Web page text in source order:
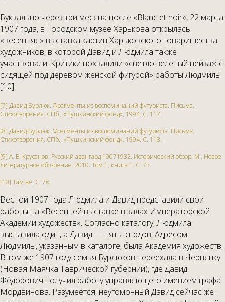
Буквально через три месяца после «Blanc et noir», 22 марта
1907 года, в Городском музее Харькова открылась
«весенняя» выставка картин Харьковского товарищества
художников, в которой Давид и Людмила также
участвовали. Критики похвалили «светло-зеленый пейзаж с
сидящей под деревом женской фигурой» работы Людмилы
[10].
[7] Давид Бурлюк. Фрагменты из воспоминаний футуриста. Письма.
Стихотворения. С­Пб., «Пушкинский фонд», 1994. С. 117.
[8] Давид Бурлюк. Фрагменты из воспоминаний футуриста. Письма.
Стихотворения. С­Пб., «Пушкинский фонд», 1994. С. 118.
[9] А. В. Крусанов. Русский авангард 1907­1932. Исторический обзор. М., Новое
литературное обозрение. 2010. Том 1, книга 1. С. 73.
[10] Там же. С. 76
Весной 1907 года Людмила и Давид представили свои
работы на «Весенней выставке в залах Императорской
Академии художеств». Согласно каталогу, Людмила
выставила один, а Давид — пять этюдов. Адресом
Людмилы, указанным в каталоге, была Академия художеств.
В том же 1907 году семья Бурлюков переехала в Чернянку
(Новая Маячка Таврической губернии), где Давид
Фёдорович получил работу управляющего имением графа
Мордвинова. Разумеется, неугомонный Давид сейчас же